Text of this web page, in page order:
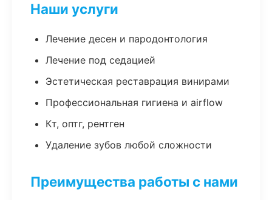
Наши услуги
Лечение десен и пародонтология
Лечение под седацией
Эстетическая реставрация винирами
Профессиональная гигиена и airflow
Кт, оптг, рентген
Удаление зубов любой сложности
Преимущества работы с нами